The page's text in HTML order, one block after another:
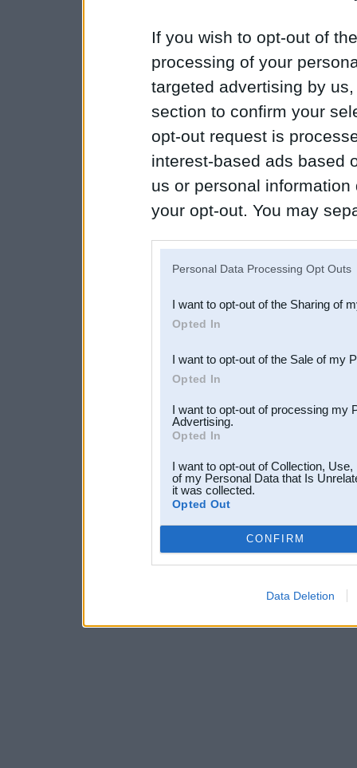
If you wish to opt-out of
processing of your
targeted advertising by
section to confirm your
opt-out request is
interest-based ads based
us or personal
your opt-out. You may
Downstream Participants
third parties.
Personal Data Processing Opt Outs
I want to opt-out of the Sharing of
Opted In
I want to opt-out of the Sale of my
Opted In
I want to opt-out of processing my
Advertising.
Opted In
I want to opt-out of Collection,
of my Personal Data that Is
it was collected.
Opted Out
CONFIRM
Data Deletion